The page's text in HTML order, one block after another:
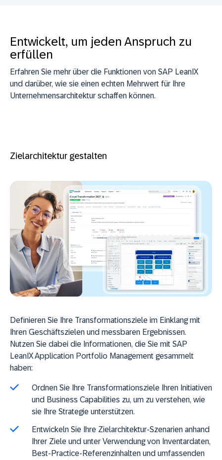
Entwickelt, um jeden Anspruch zu
erfüllen
Erfahren Sie mehr über die Funktionen von SAP LeanIX
und darüber, wie sie einen echten Mehrwert für Ihre
Unternehmensarchitektur schaffen können.
Zielarchitektur gestalten
Definieren Sie Ihre Transformationsziele im Einklang mit
Ihren Geschäftszielen und messbaren Ergebnissen.
Nutzen Sie dabei die Informationen, die Sie mit SAP
LeanIX Application Portfolio Management gesammelt
haben:
Ordnen Sie Ihre Transformationsziele Ihren Initiativen
und Business Capabilities zu, um zu verstehen, wie
sie Ihre Strategie unterstützen.
Entwickeln Sie Ihre Zielarchitektur-Szenarien anhand
Ihrer Ziele und unter Verwendung von Inventardaten,
Best-Practice-Referenzinhalten und umfassenden